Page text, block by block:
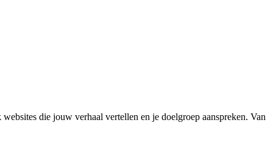
die jouw verhaal vertellen en je doelgroep aanspreken. Van